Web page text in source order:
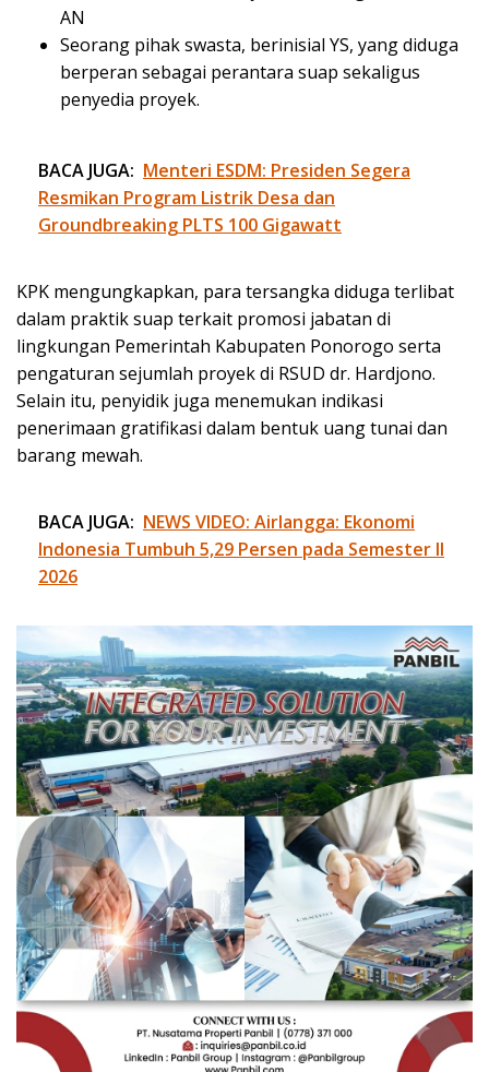
AN
Seorang pihak swasta, berinisial YS, yang diduga
berperan sebagai perantara suap sekaligus
penyedia proyek.
BACA JUGA: Menteri ESDM: Presiden Segera
Resmikan Program Listrik Desa dan
Groundbreaking PLTS 100 Gigawatt
KPK mengungkapkan, para tersangka diduga terlibat
dalam praktik suap terkait promosi jabatan di
lingkungan Pemerintah Kabupaten Ponorogo serta
pengaturan sejumlah proyek di RSUD dr. Hardjono.
Selain itu, penyidik juga menemukan indikasi
penerimaan gratifikasi dalam bentuk uang tunai dan
barang mewah.
BACA JUGA: NEWS VIDEO: Airlangga: Ekonomi
Indonesia Tumbuh 5,29 Persen pada Semester II
2026